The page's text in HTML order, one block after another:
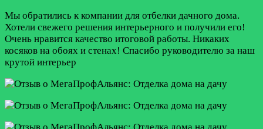
Мы обратились к компании для отбелки дачного дома.
Хотели свежего решения интерьерного и получили его!
Очень нравится качество итоговой работы. Никаких
косяков на обоях и стенах! Спасибо руководителю за наш
крутой интерьер